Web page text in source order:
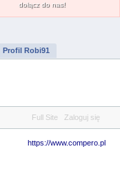
dołącz do nas!
Profil Robi91
Full Site Zaloguj się
https://www.compero.pl